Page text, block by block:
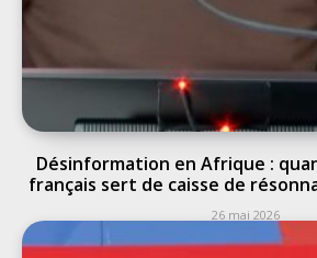
Désinformation en Afrique :
français sert de caisse de
26 mai 2026